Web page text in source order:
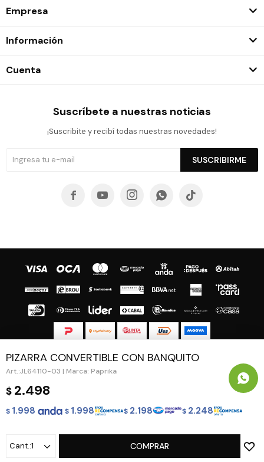
PIZARRA CONVERTIBLE CON BANQUITO
JL64110-03 | Marca: Paprika
$ 2.498
$ 1.998 $ 1.998 $ 2.198 $ 2.248
1 COMPRAR
Empresa
Información
Cuenta
Suscríbete a nuestras noticias
¡Suscribite y recibí todas nuestras novedades!
SUSCRIBIRME
    
© Copyright 2026 / Guapa - Paprika